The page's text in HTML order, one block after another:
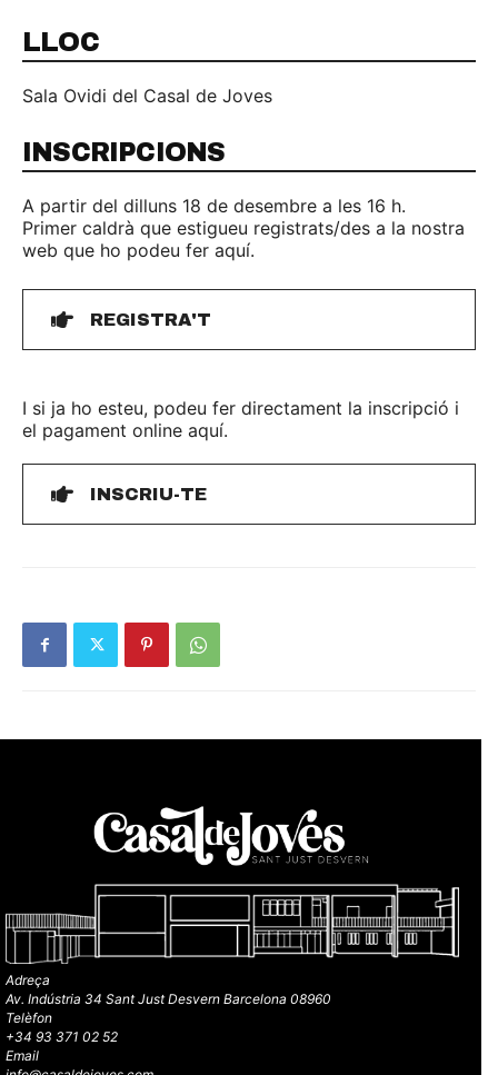
LLOC
Sala Ovidi del Casal de Joves
INSCRIPCIONS
A partir del dilluns 18 de desembre a les 16 h.
Primer caldrà que estigueu registrats/des a la nostra
web que ho podeu fer aquí.
REGISTRA'T
I si ja ho esteu, podeu fer directament la inscripció i
el pagament online aquí.
INSCRIU-TE
Adreça
Av. Indústria 34 Sant Just Desvern Barcelona 08960
Telèfon
+34 93 371 02 52
Email